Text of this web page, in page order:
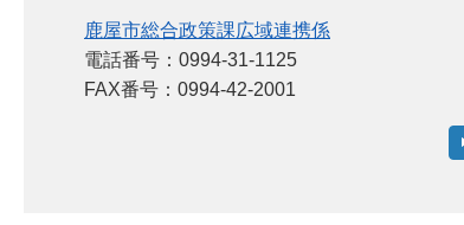
鹿屋市総合政策課広域連携係
電話番号：0994-31-1125
FAX番号：0994-42-2001